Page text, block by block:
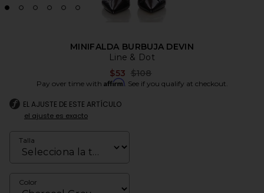
MINIFALDA BURBUJA DEVIN
Line & Dot
$53 Previous price:
$108
Pay over time with Affirm. See if you qualify at checkout.
EL AJUSTE DE ESTE ARTÍCULO
el ajuste es exacto
Talla
Color